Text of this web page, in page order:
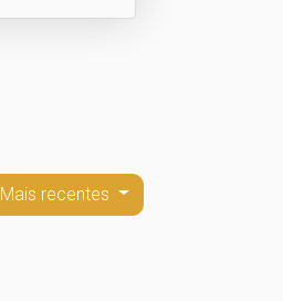
Mais recentes